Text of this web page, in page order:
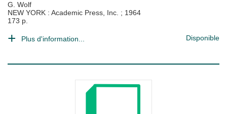
G. Wolf
NEW YORK : Academic Press, Inc. ; 1964
173 p.
Plus d'information... Disponible